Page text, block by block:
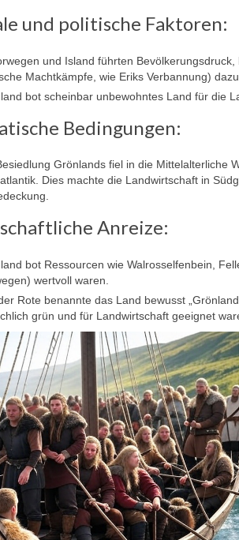
und politische Faktoren:
und Island führten
Machtkämpfe, wie Eriks Verbannung)
bot scheinbar unbewohntes Land für die
Bedingungen:
Grönlands fiel in die Mittelalterliche
Dies machte die Landwirtschaft in
Anreize:
bot Ressourcen wie Walrosselfenbein,
wertvoll waren.
Rote benannte das Land bewusst
grün und für Landwirtschaft geeignet